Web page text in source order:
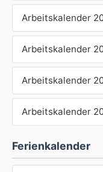
Arbeitskalender
Arbeitskalender
Arbeitskalender
Arbeitskalender
Ferienkalender